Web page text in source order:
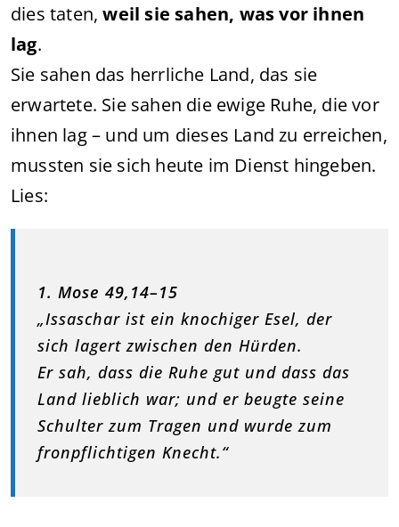
dies taten,weil sie sahen, was vor ihnen
lag.
Sie sahen das herrliche Land, das sie
erwartete. Sie sahen die ewige Ruhe, die vor
ihnen lag – und um dieses Land zu erreichen,
mussten sie sich heute im Dienst hingeben.
Lies:
1. Mose 49,14–15
„Issaschar ist ein knochiger Esel, der
sich lagert zwischen den Hürden.
Er sah, dass die Ruhe gut und dass das
Land lieblich war; und er beugte seine
Schulter zum Tragen und wurde zum
fronpflichtigen Knecht.“